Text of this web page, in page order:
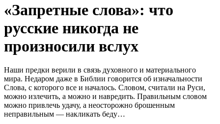
«Запретные слова»: что
русские никогда не
произносили вслух
Наши предки верили в связь духовного и материального
мира. Недаром даже в Библии говорится об изначальности
Слова, с которого все и началось. Словом, считали на Руси,
можно излечить, а можно и навредить. Правильным словом
можно привлечь удачу, а неосторожно брошенным
неправильным — накликать беду…